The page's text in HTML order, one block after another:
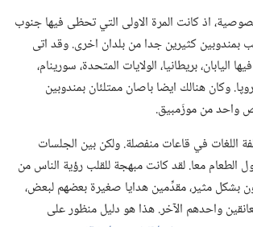
اذ كانت المرة الاولى التي تحظى فيها جنوب
بمندوبين كثيرين جدا من بلدان اخرى.‏ وقد اتى
بلدا،‏ بما فيها اليابان،‏ بريطانيا،‏ الولايات المتحدة،‏ سورينام،‏
وكان هنالك ايضا باصان ممتلئان بمندوبين
واحد من موزَمبيق.‏
اللغات في قاعات منفصلة.‏ ولكن بين الجلسات
الطعام معا.‏ لقد كانت مبهجة للقلب رؤية الناس من
بشكل مثير،‏ مقدِّمين هدايا صغيرة بعضهم لبعض،‏
واحدهم الآخر.‏ هذا هو دليل منظور على